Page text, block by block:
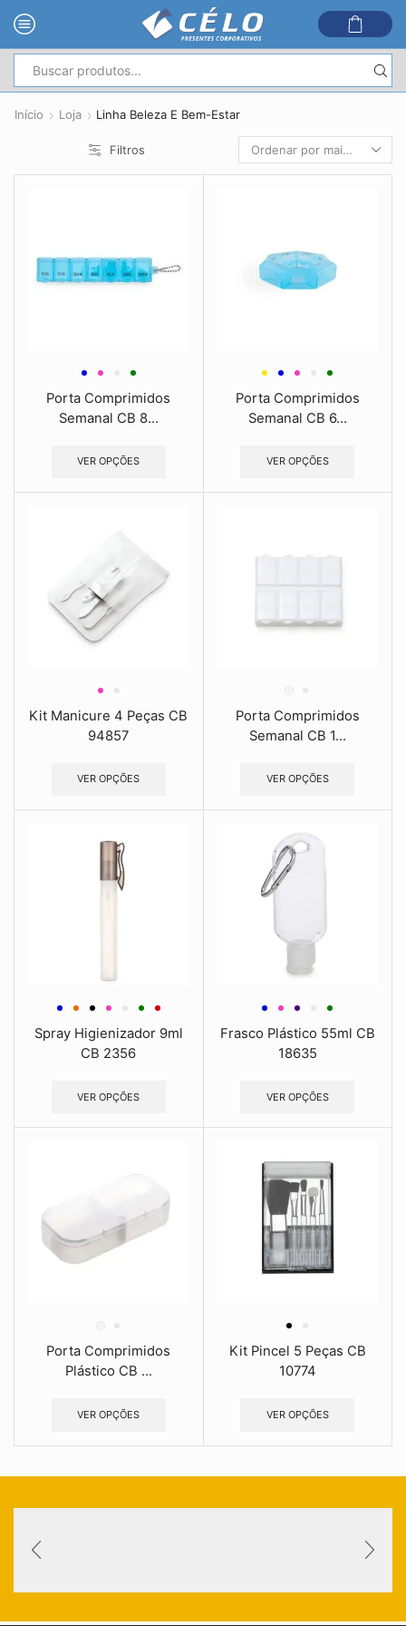
de
pesquisa
Início Loja Linha Beleza E Bem-Estar
Filtros
Porta Comprimidos
Semanal CB 8...
VER OPÇÕES
Porta Comprimidos
Semanal CB 6...
VER OPÇÕES
Kit Manicure 4 Peças CB
94857
VER OPÇÕES
Porta Comprimidos
Semanal CB 1...
VER OPÇÕES
Spray Higienizador 9ml
CB 2356
VER OPÇÕES
Frasco Plástico 55ml CB
18635
VER OPÇÕES
Porta Comprimidos
Plástico CB ...
VER OPÇÕES
Kit Pincel 5 Peças CB
10774
VER OPÇÕES